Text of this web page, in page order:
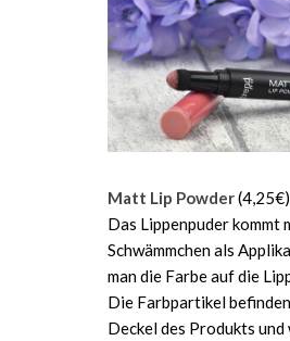
Matt Lip Powder(4,25€)
Das Lippenpuder kommt
Schwämmchen als
man die Farbe auf die
Die Farbpartikel
Deckel des Produkts